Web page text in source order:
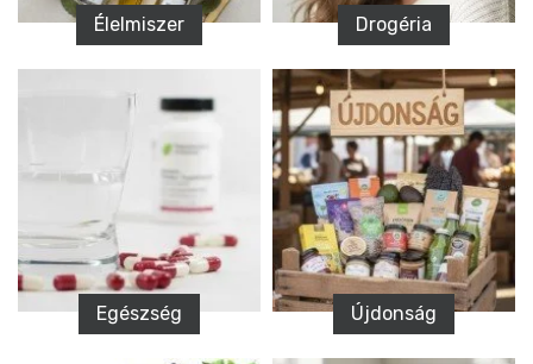
Élelmiszer Drogéria
Egészség Újdonság